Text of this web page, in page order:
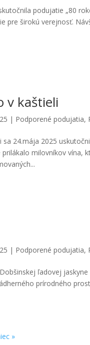
podujatie „80
pre širokú verejnosť.
v kaštieli
| Podporené podujatia,
24.mája 2025
milovníkov
| Podporené podujatia,
ľadovej
prírodného
»